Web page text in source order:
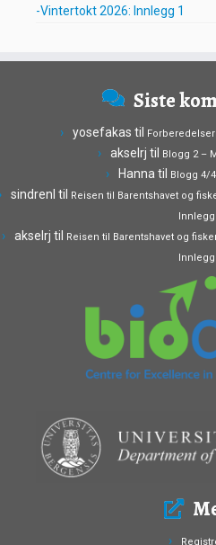
-Vintertokt 2026: Innlegg 1
Siste
yosefakas til
akselrj til Blogg 2 –
Hanna til Blogg 4/
sindrenl til Reisen til Barentshavet og
Innlegg
akselrj til Reisen til Barentshavet og
Innlegg